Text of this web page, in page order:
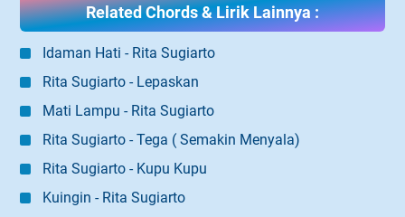
Related Chords & Lirik Lainnya :
Idaman Hati - Rita Sugiarto
Rita Sugiarto - Lepaskan
Mati Lampu - Rita Sugiarto
Rita Sugiarto - Tega ( Semakin Menyala)
Rita Sugiarto - Kupu Kupu
Kuingin - Rita Sugiarto